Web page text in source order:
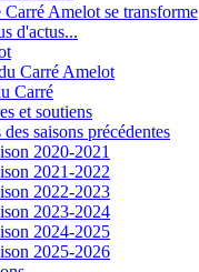
Carré Amelot se transforme
d'actus...
Carré Amelot
Carré
et soutiens
saisons précédentes
2020-2021
2021-2022
2022-2023
2023-2024
2024-2025
2025-2026